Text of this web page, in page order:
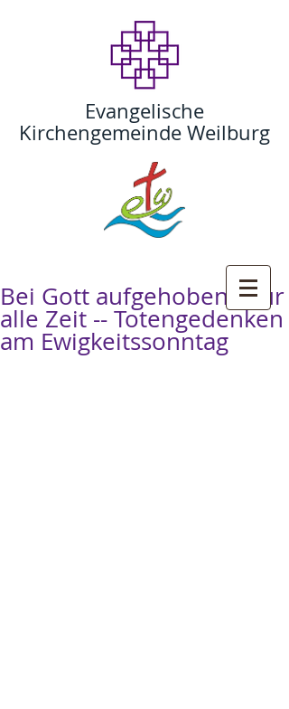
Evangelische
Kirchengemeinde Weilburg
Bei Gott aufgehoben - Für
alle Zeit -- Totengedenken
am Ewigkeitssonntag